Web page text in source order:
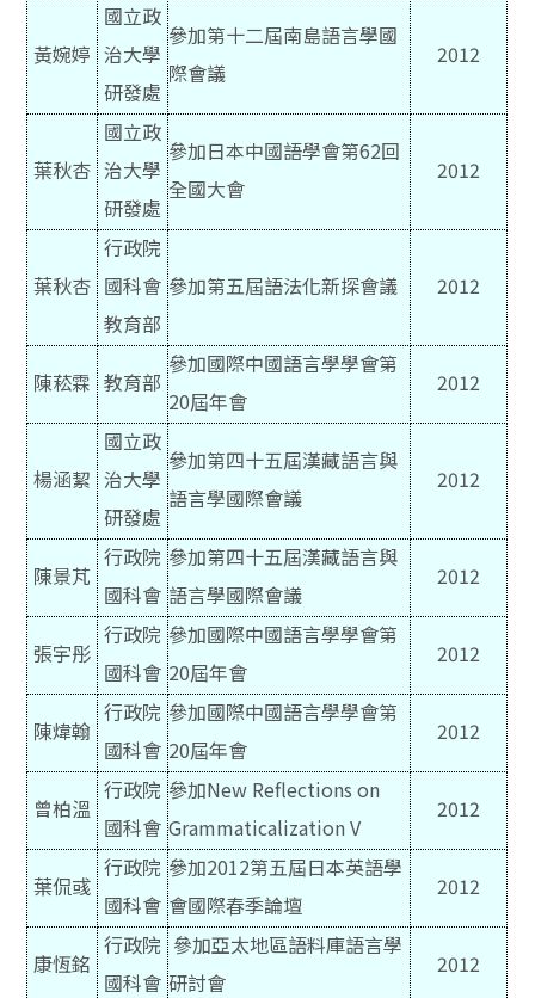
黃婉婷
國立政
治大學
研發處
參加第十二屆南島語言學國
際會議
2012
葉秋杏
國立政
治大學
研發處
參加日本中國語學會第62回
全國大會
2012
葉秋杏
行政院
國科會
教育部
參加第五屆語法化新探會議 2012
陳菘霖 教育部
參加國際中國語言學學會第
20屆年會
2012
楊涵絜
國立政
治大學
研發處
參加第四十五屆漢藏語言與
語言學國際會議
2012
陳景芃
行政院
國科會
參加第四十五屆漢藏語言與
語言學國際會議
2012
張宇彤
行政院
國科會
參加國際中國語言學學會第
20屆年會
2012
陳煒翰
行政院
國科會
參加國際中國語言學學會第
20屆年會
2012
曾柏溫
行政院
國科會
參加New Reflections on
Grammaticalization V
2012
葉侃彧
行政院
國科會
參加2012第五屆日本英語學
會國際春季論壇
2012
康恆銘
行政院
國科會
參加亞太地區語料庫語言學
研討會
2012